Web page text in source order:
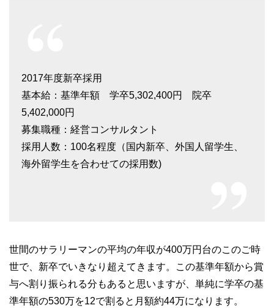
2017年度新卒採用
基本給：基準年額 学卒5,302,400円 院卒
5,402,000円
募集職種：経営コンサルタント
採用人数：100名程度（国内新卒、外国人留学生、
海外留学生を合わせての採用数)
世間のサラリーマンの平均の年収が400万円台のこのご時
世で、新卒でいきなり超えてきます。この基準年額から賞
与へ割り振られる分もあると思いますが、単純に学卒の基
準年額の530万を12で割ると月額約44万になります。